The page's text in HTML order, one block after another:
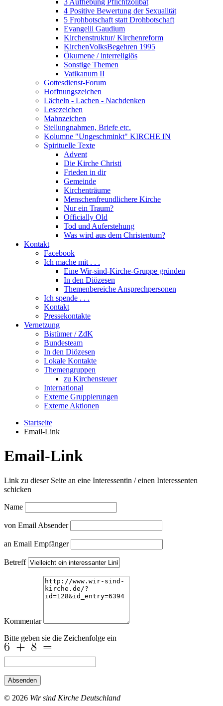
3 Aufhebung Pflichtzölibat
4 Positive Bewertung der Sexualität
5 Frohbotschaft statt Drohbotschaft
Evangelii Gaudium
Kirchenstruktur/ Kirchenreform
KirchenVolksBegehren 1995
Ökumene / interreligiös
Sonstige Themen
Vatikanum II
Gottesdienst-Forum
Hoffnungszeichen
Lächeln - Lachen - Nachdenken
Lesezeichen
Mahnzeichen
Stellungnahmen, Briefe etc.
Kolumne "Ungeschminkt" KIRCHE IN
Spirituelle Texte
Advent
Die Kirche Christi
Frieden in dir
Gemeinde
Kirchenträume
Menschenfreundlichere Kirche
Nur ein Traum?
Officially Old
Tod und Auferstehung
Was wird aus dem Christentum?
Kontakt
Facebook
Ich mache mit . . .
Eine Wir-sind-Kirche-Gruppe gründen
In den Diözesen
Themenbereiche Ansprechpersonen
Ich spende . . .
Kontakt
Pressekontakte
Vernetzung
Bistümer / ZdK
Bundesteam
In den Diözesen
Lokale Kontakte
Themengruppen
zu Kirchensteuer
International
Externe Gruppierungen
Externe Aktionen
Startseite
Email-Link
Email-Link
Link zu dieser Seite an eine Interessentin / einen Interessenten
schicken
Name
von Email Absender
an Email Empfänger
Betreff
Kommentar
Bitte geben sie die Zeichenfolge ein
Absenden
© 2026 Wir sind Kirche Deutschland